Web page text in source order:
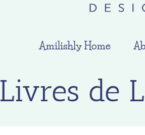
Amilishly Home
Livres de